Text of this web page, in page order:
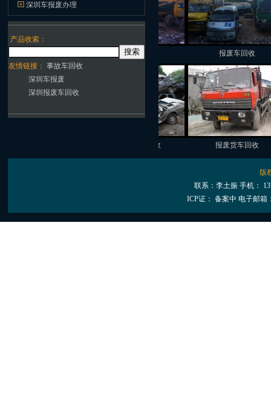
深圳车报废办理
产品收索：
友情链接： 事故车回收
深圳车报废
深圳报废车回收
二手货车回收 报废车回收
报废货车回收
版
联系：李土振 手机：
ICP证： 备案中 电子邮箱